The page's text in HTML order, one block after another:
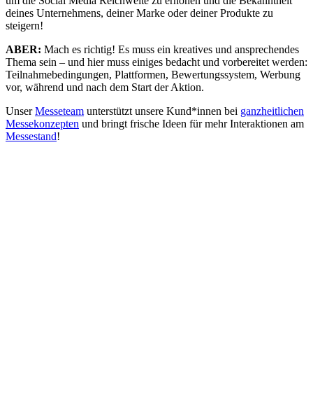
deines Unternehmens, deiner Marke oder deiner Produkte zu
steigern!
ABER: Mach es richtig! Es muss ein kreatives und ansprechendes
Thema sein – und hier muss einiges bedacht und vorbereitet werden:
Teilnahmebedingungen, Plattformen, Bewertungssystem, Werbung
vor, während und nach dem Start der Aktion.
UnserMesseteam unterstützt unsere Kund*innen bei ganzheitlichen
Messekonzepten und bringt frische Ideen für mehr Interaktionen am
Messestand!